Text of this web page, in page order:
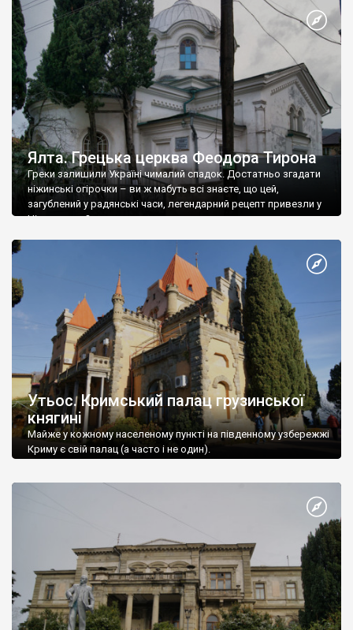
Ялта. Грецька церква Феодора Тирона
Греки залишили Україні чималий спадок. Достатньо згадати
ніжинські огірочки – ви ж мабуть всі знаєте, що цей,
загублений у радянські часи, легендарний рецепт привезли у
Ніжин греки?
Утьос. Кримський палац грузинської
княгині
Майже у кожному населеному пункті на південному узбережжі
Криму є свій палац (а часто і не один).